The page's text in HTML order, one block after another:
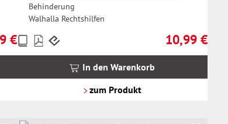
Preis:
€
Behinderung
Walhalla Rechtshilfen
Regulärer
10,99 €
Preise
inkl.
In den Warenkorb
zum Produkt